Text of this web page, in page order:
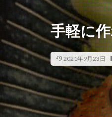
手軽に
2021年9月23日